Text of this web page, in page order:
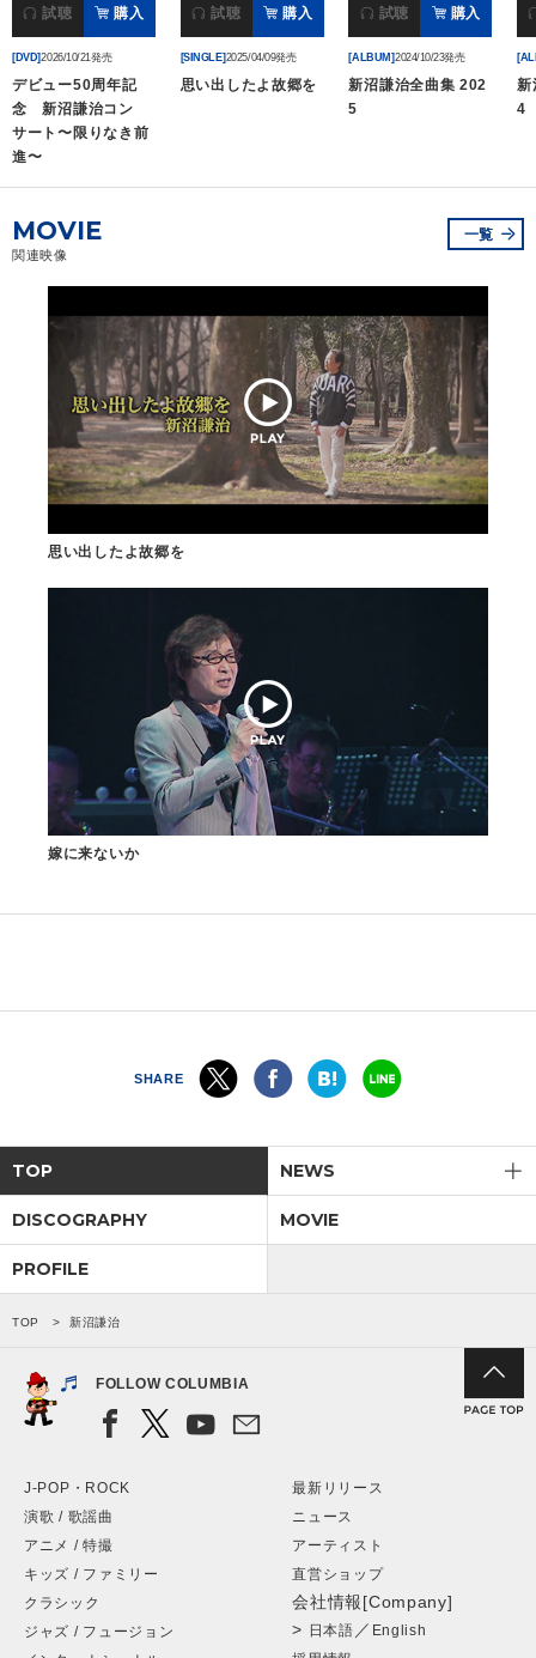
試聴 購入
[DVD]2026/10/21発売
デビュー50周年記
念 新沼謙治コン
サート〜限りなき前
進〜
試聴 購入
[SINGLE]2025/04/09発売
思い出したよ故郷を
試聴 購入
[ALBUM]2024/10/23発売
新沼謙治全曲集 202
5
新
4
MOVIE
関連映像
一覧
思い出したよ故郷を
嫁に来ないか
SHARE
TOP NEWS
DISCOGRAPHY MOVIE
PROFILE
TOP 新沼謙治
FOLLOW COLUMBIA
J-POP・ROCK
演歌 / 歌謡曲
アニメ / 特撮
キッズ / ファミリー
クラシック
ジャズ / フュージョン
最新リリース
ニュース
アーティスト
直営ショップ
会社情報[Company]
> 日本語 ／ English